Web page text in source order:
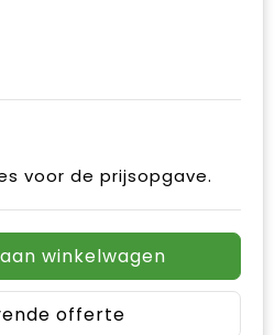
voor de prijsopgave.
winkelwagen
offerte